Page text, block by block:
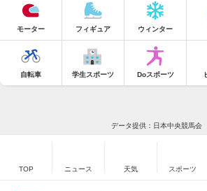
モーター フィギュア ウィンター
自転車 学生スポーツ Doスポーツ
データ提供：日本中央競馬会
TOP ニュース 天気 スポーツ